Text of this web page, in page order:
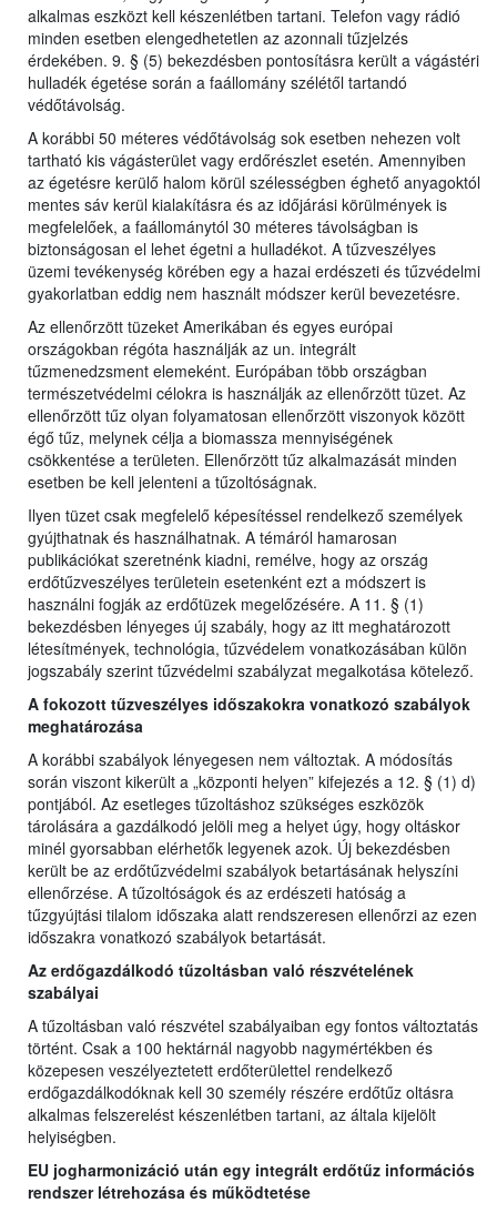
alkalmas eszközt kell készenlétben tartani. Telefon vagy rádió
minden esetben elengedhetetlen az azonnali tűzjelzés
érdekében. 9. § (5) bekezdésben pontosításra került a vágástéri
hulladék égetése során a faállomány szélétől tartandó
védőtávolság.
A korábbi 50 méteres védőtávolság sok esetben nehezen volt
tartható kis vágásterület vagy erdőrészlet esetén. Amennyiben
az égetésre kerülő halom körül szélességben éghető anyagoktól
mentes sáv kerül kialakításra és az időjárási körülmények is
megfelelőek, a faállománytól 30 méteres távolságban is
biztonságosan el lehet égetni a hulladékot. A tűzveszélyes
üzemi tevékenység körében egy a hazai erdészeti és tűzvédelmi
gyakorlatban eddig nem használt módszer kerül bevezetésre.
Az ellenőrzött tüzeket Amerikában és egyes európai
országokban régóta használják az un. integrált
tűzmenedzsment elemeként. Európában több országban
természetvédelmi célokra is használják az ellenőrzött tüzet. Az
ellenőrzött tűz olyan folyamatosan ellenőrzött viszonyok között
égő tűz, melynek célja a biomassza mennyiségének
csökkentése a területen. Ellenőrzött tűz alkalmazását minden
esetben be kell jelenteni a tűzoltóságnak.
Ilyen tüzet csak megfelelő képesítéssel rendelkező személyek
gyújthatnak és használhatnak. A témáról hamarosan
publikációkat szeretnénk kiadni, remélve, hogy az ország
erdőtűzveszélyes területein esetenként ezt a módszert is
használni fogják az erdőtüzek megelőzésére. A 11. § (1)
bekezdésben lényeges új szabály, hogy az itt meghatározott
létesítmények, technológia, tűzvédelem vonatkozásában külön
jogszabály szerint tűzvédelmi szabályzat megalkotása kötelező.
A fokozott tűzveszélyes időszakokra vonatkozó szabályok
meghatározása
A korábbi szabályok lényegesen nem változtak. A módosítás
során viszont kikerült a „központi helyen” kifejezés a 12. § (1) d)
pontjából. Az esetleges tűzoltáshoz szükséges eszközök
tárolására a gazdálkodó jelöli meg a helyet úgy, hogy oltáskor
minél gyorsabban elérhetők legyenek azok. Új bekezdésben
került be az erdőtűzvédelmi szabályok betartásának helyszíni
ellenőrzése. A tűzoltóságok és az erdészeti hatóság a
tűzgyújtási tilalom időszaka alatt rendszeresen ellenőrzi az ezen
időszakra vonatkozó szabályok betartását.
Az erdőgazdálkodó tűzoltásban való részvételének
szabályai
A tűzoltásban való részvétel szabályaiban egy fontos változtatás
történt. Csak a 100 hektárnál nagyobb nagymértékben és
közepesen veszélyeztetett erdőterülettel rendelkező
erdőgazdálkodóknak kell 30 személy részére erdőtűz oltásra
alkalmas felszerelést készenlétben tartani, az általa kijelölt
helyiségben.
EU jogharmonizáció után egy integrált erdőtűz információs
rendszer létrehozása és működtetése